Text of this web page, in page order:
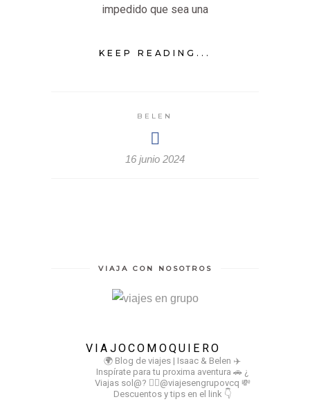
impedido que sea una
KEEP READING...
BELEN
16 junio 2024
VIAJA CON NOSOTROS
VIAJOCOMOQUIERO
🌍 Blog de viajes | Isaac & Belen ✈️
Inspírate para tu proxima aventura 🚗 ¿
Viajas sol@? 👉🏻@viajesengrupovcq 💸
Descuentos y tips en el link 👇